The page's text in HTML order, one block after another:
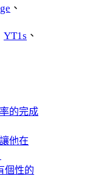
、
YT1s 、
的完成
他在
個性的